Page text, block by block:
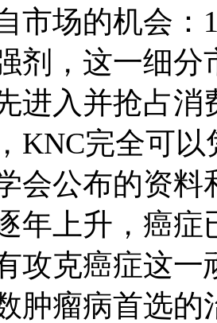
市场的机会：
剂，这一细
进入并抢占
KNC完全可
会公布的资
年上升，癌
攻克癌症这
肿瘤病首选